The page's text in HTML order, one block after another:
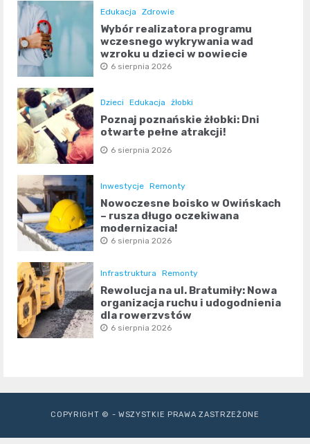
Edukacja Zdrowie
Wybór realizatora programu
wczesnego wykrywania wad
wzroku u dzieci w powiecie
poznańskim
6 sierpnia 2026
Dzieci Edukacja żłobki
Poznaj poznańskie żłobki: Dni
otwarte pełne atrakcji!
6 sierpnia 2026
Inwestycje Remonty
Nowoczesne boisko w Owińskach
– rusza długo oczekiwana
modernizacja!
6 sierpnia 2026
Infrastruktura Remonty
Rewolucja na ul. Bratumiły: Nowa
organizacja ruchu i udogodnienia
dla rowerzystów
6 sierpnia 2026
COPYRIGHT © - WSZYSTKIE PRAWA ZASTRZEŻONE